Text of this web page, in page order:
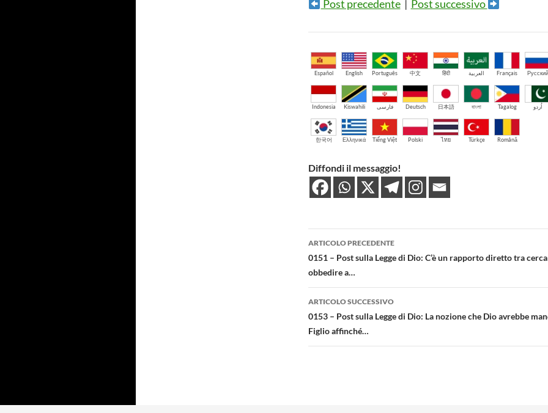
Post precedente| Post successivo
Español English Português 中文 हिंदी العربية Français Русский
Indonesia Kiswahili فارسی Deutsch 日本語 বাংলা Tagalog اُردو
한국어 Ελληνικά Tiếng Việt Polski ไทย Türkçe Română
Diffondi il messaggio!
Navigazione
articolo
ARTICOLO PRECEDENTE
0151 – Post sulla Legge di Dio: C’è un rapporto diretto tra
obbedire a…
ARTICOLO SUCCESSIVO
0153 – Post sulla Legge di Dio: La nozione che Dio avrebbe
Figlio affinché…